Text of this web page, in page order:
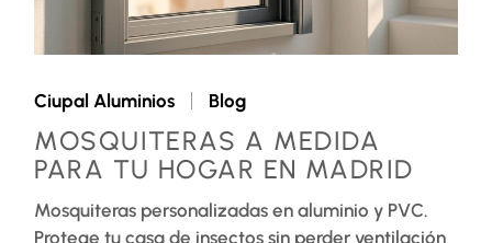
Ciupal Aluminios Blog
MOSQUITERAS A MEDIDA
PARA TU HOGAR EN MADRID
Mosquiteras personalizadas en aluminio y PVC.
Protege tu casa de insectos sin perder ventilación